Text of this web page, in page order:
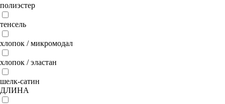
полиэстер
тенсель
хлопок / микромодал
хлопок / эластан
шелк-сатин
ДЛИНА